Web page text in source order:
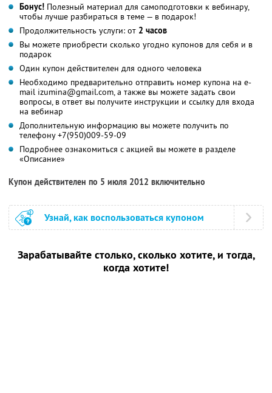
Бонус! Полезный материал для самоподготовки к вебинару,
чтобы лучше разбираться в теме — в подарок!
Продолжительность услуги: от 2 часов
Вы можете приобрести сколько угодно купонов для себя и в
подарок
Один купон действителен для одного человека
Необходимо предварительно отправить номер купона на e-
mail izumina@gmail.com, а также вы можете задать свои
вопросы, в ответ вы получите инструкции и ссылку для входа
на вебинар
Дополнительную информацию вы можете получить по
телефону +7(950)009-59-09
Подробнее ознакомиться с акцией вы можете в разделе
«Описание»
Купон действителен по 5 июля 2012 включительно
Узнай, как воспользоваться купоном
Зарабатывайте столько, сколько хотите, и тогда,
когда хотите!